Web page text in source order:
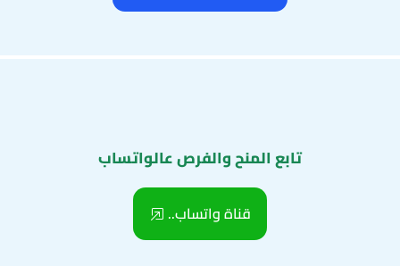
تابع المنح والفرص عالواتساب
قناة واتساب..